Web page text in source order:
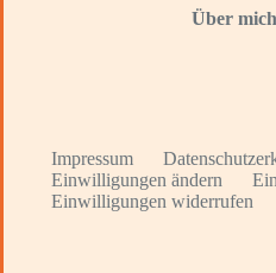
Über mich
Impressum
Einwilligungen ändern
Einwilligungen widerrufen